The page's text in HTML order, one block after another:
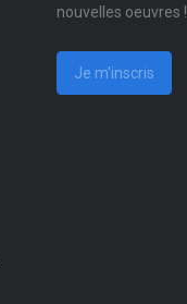
nouvelles oeuvres !
Je m'inscris